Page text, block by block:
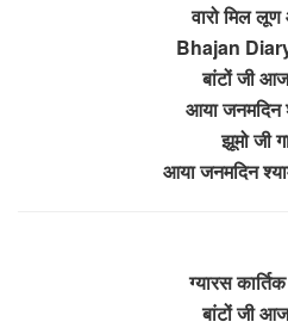
वारो मिल
Bhajan
बांटों जी
आया जनमदिन
झूमो जी
आया जनमदिन
ग्यारस
बांटों जी